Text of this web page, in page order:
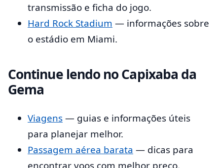
transmissão e ficha do jogo.
Hard Rock Stadium — informações sobre
o estádio em Miami.
Continue lendo no Capixaba da
Gema
Viagens— guias e informações úteis
para planejar melhor.
Passagem aérea barata — dicas para